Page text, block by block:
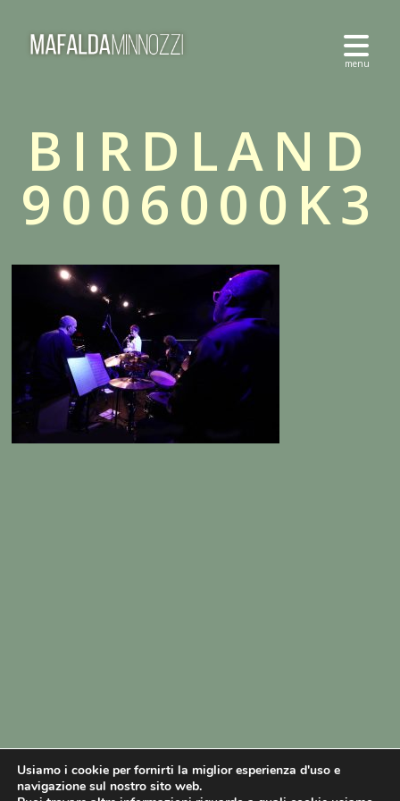
BIRDLAND
9006000K3
Usiamo i cookie per fornirti la miglior esperienza d'uso e
navigazione sul nostro sito web.